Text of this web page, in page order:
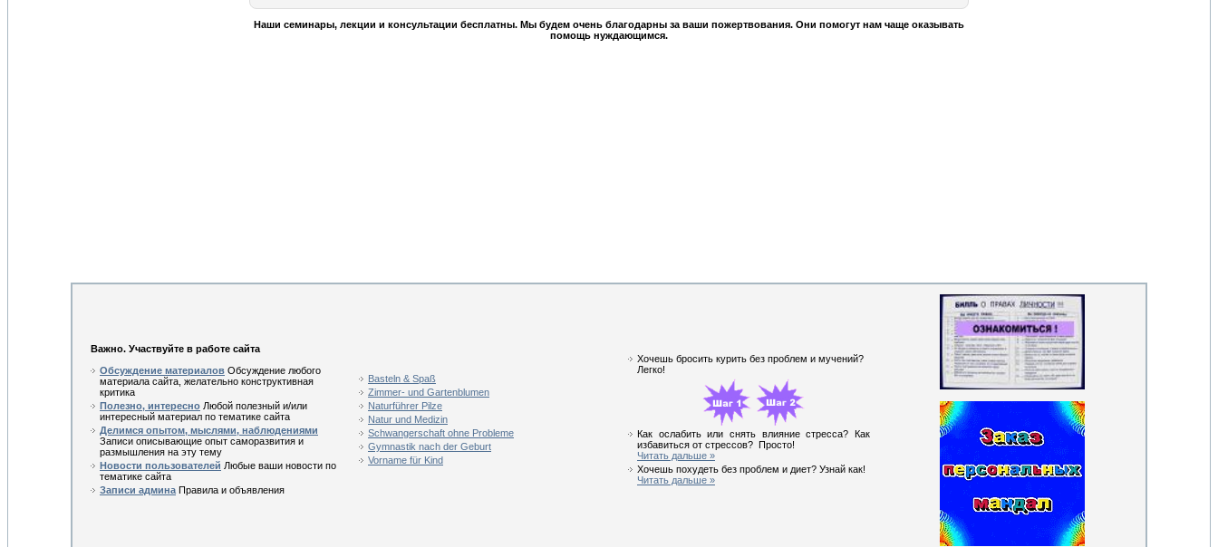
Наши семинары, лекции и консультации бесплатны. Мы будем очень благодарны за ваши пожертвования. Они помогут нам чаще оказывать
помощь нуждающимся.
Важно. Участвуйте в работе сайта
Обсуждение материалов Обсуждение любого
материала сайта, желательно конструктивная
критика
Полезно, интересно Любой полезный и/или
интересный материал по тематике сайта
Делимся опытом, мыслями, наблюдениями
Записи описывающие опыт саморазвития и
размышления на эту тему
Новости пользователей Любые ваши новости по
тематике сайта
Записи админа Правила и объявления
Basteln & Spaß
Zimmer- und Gartenblumen
Naturführer Pilze
Natur und Medizin
Schwangerschaft ohne Probleme
Gymnastik nach der Geburt
Vorname für Kind
Хочешь бросить курить без проблем и мучений?
Легко!
Как ослабить или снять влияние стресса? Как
избавиться от стрессов? Просто!
Читать дальше »
Хочешь похудеть без проблем и диет? Узнай как!
Читать дальше »